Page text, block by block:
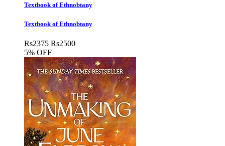
Textbook of Ethnobtany
Textbook of Ethnobtany
Rs2375 Rs2500
5% OFF